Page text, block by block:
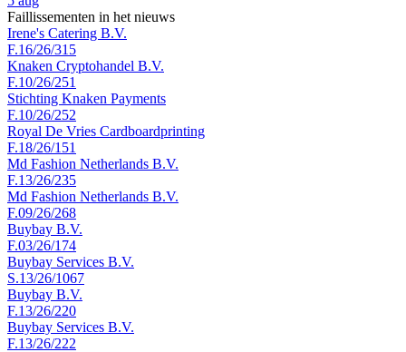
Faillissementen in het nieuws
Irene's Catering B.V.
F.16/26/315
Knaken Cryptohandel B.V.
F.10/26/251
Stichting Knaken Payments
F.10/26/252
Royal De Vries Cardboardprinting
F.18/26/151
Md Fashion Netherlands B.V.
F.13/26/235
Md Fashion Netherlands B.V.
F.09/26/268
Buybay B.V.
F.03/26/174
Buybay Services B.V.
S.13/26/1067
Buybay B.V.
F.13/26/220
Buybay Services B.V.
F.13/26/222